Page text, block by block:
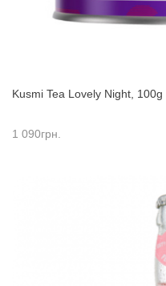
Kusmi Tea Lovely Night, 100g
1 090грн.